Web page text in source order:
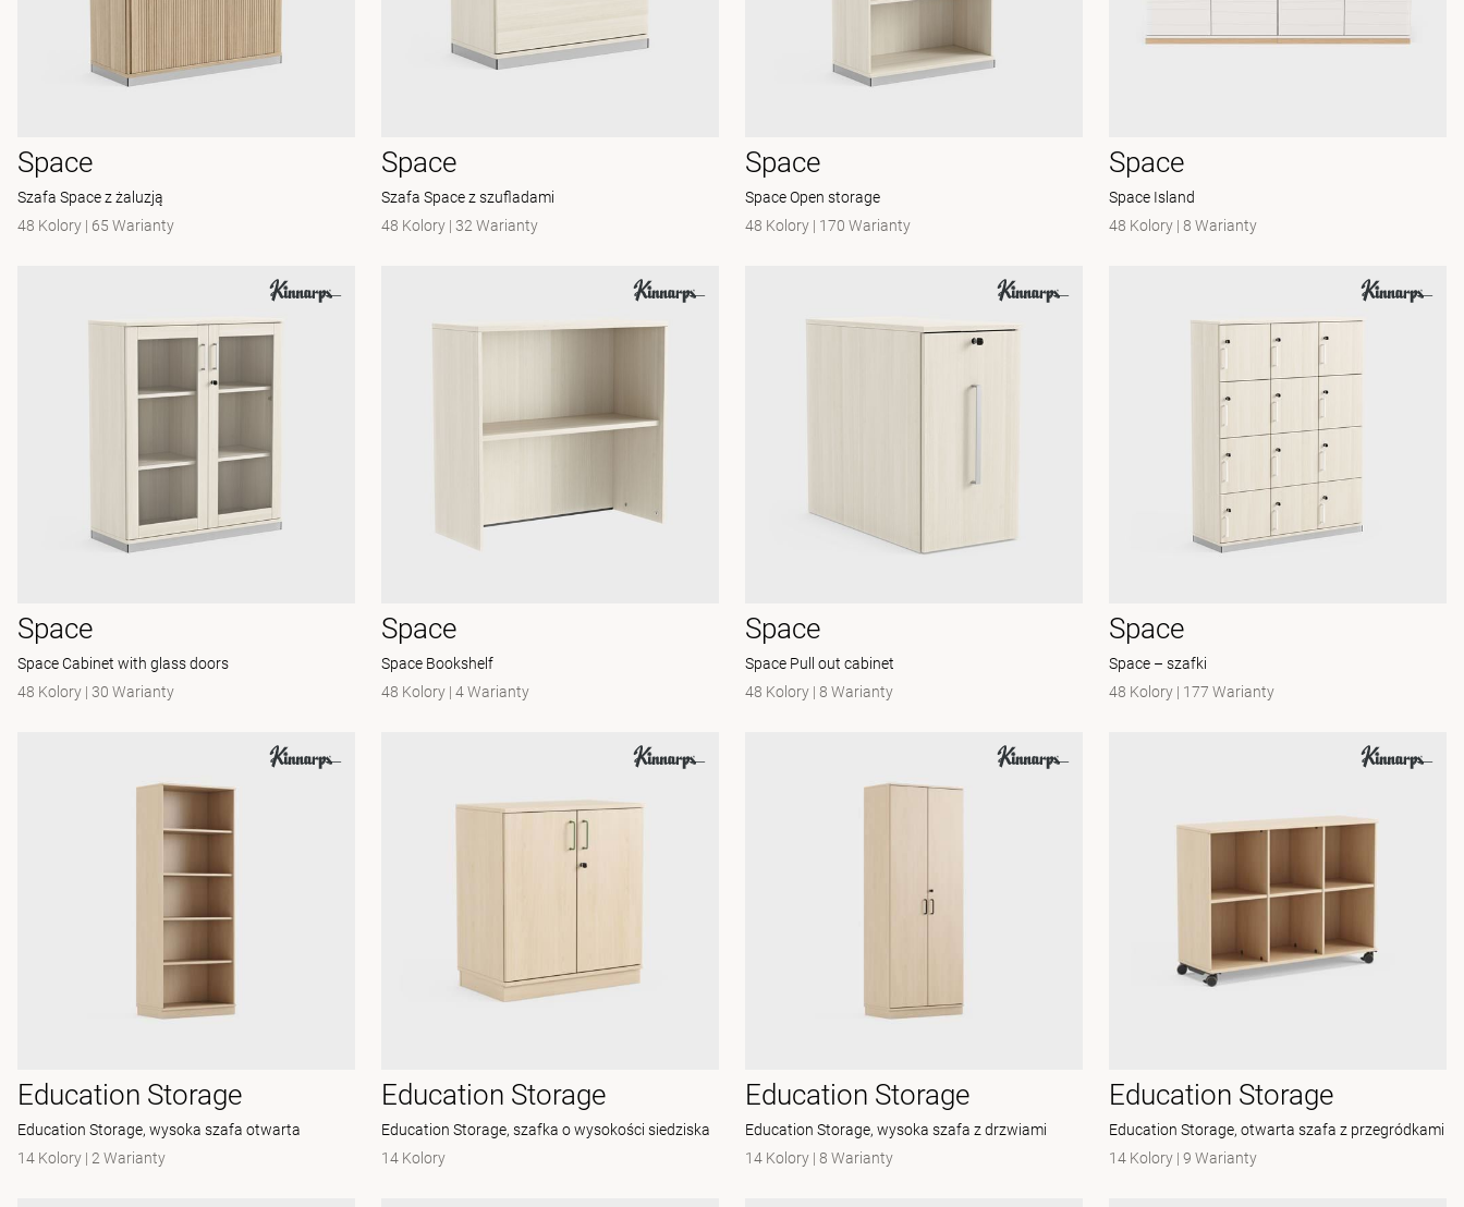
Space
Szafa Space z żaluzją
48 Kolory | 65 Warianty
Space
Szafa Space z szufladami
48 Kolory | 32 Warianty
Space
Space Open storage
48 Kolory | 170 Warianty
Space
Space Island
48 Kolory | 8 Warianty
Space
Space Cabinet with glass doors
48 Kolory | 30 Warianty
Space
Space Bookshelf
48 Kolory | 4 Warianty
Space
Space Pull out cabinet
48 Kolory | 8 Warianty
Space
Space – szafki
48 Kolory | 177 Warianty
Education Storage
Education Storage, wysoka szafa otwarta
14 Kolory | 2 Warianty
Education Storage
Education Storage, szafka o wysokości siedziska
14 Kolory
Education Storage
Education Storage, wysoka szafa z drzwiami
14 Kolory | 8 Warianty
Education Storage
Education Storage, otwarta szafa z przegródkami
14 Kolory | 9 Warianty